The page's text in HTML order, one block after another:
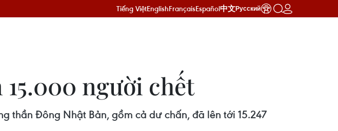
Tiếng ViệtEnglishFrançaisEspañol中文Русский
người chết
thần Đông Nhật Bản, gồm cả dư chấn, đã lên tới 15.247